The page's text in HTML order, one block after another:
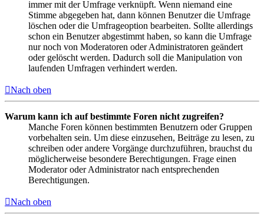
immer mit der Umfrage verknüpft. Wenn niemand eine
Stimme abgegeben hat, dann können Benutzer die Umfrage
löschen oder die Umfrageoption bearbeiten. Sollte allerdings
schon ein Benutzer abgestimmt haben, so kann die Umfrage
nur noch von Moderatoren oder Administratoren geändert
oder gelöscht werden. Dadurch soll die Manipulation von
laufenden Umfragen verhindert werden.
Nach oben
Warum kann ich auf bestimmte Foren nicht zugreifen?
Manche Foren können bestimmten Benutzern oder Gruppen
vorbehalten sein. Um diese einzusehen, Beiträge zu lesen, zu
schreiben oder andere Vorgänge durchzuführen, brauchst du
möglicherweise besondere Berechtigungen. Frage einen
Moderator oder Administrator nach entsprechenden
Berechtigungen.
Nach oben